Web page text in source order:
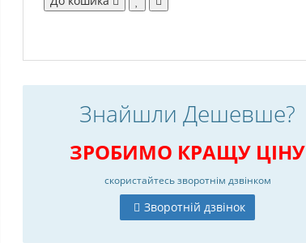
Знайшли Дешевше?
ЗРОБИМО КРАЩУ ЦІНУ
скористайтесьзворотнім дзвінком
Зворотній дзвінок